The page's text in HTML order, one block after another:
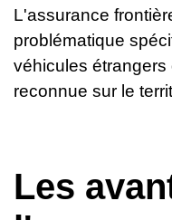
L'assurance
problématique
véhicules
reconnue sur le
Les